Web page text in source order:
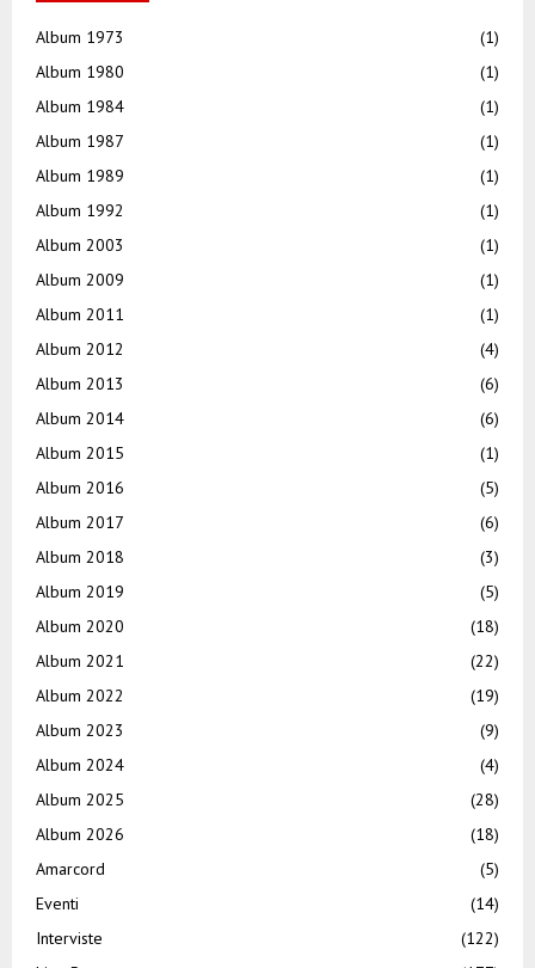
Album 1973
(1)
Album 1980
(1)
Album 1984
(1)
Album 1987
(1)
Album 1989
(1)
Album 1992
(1)
Album 2003
(1)
Album 2009
(1)
Album 2011
(1)
Album 2012
(4)
Album 2013
(6)
Album 2014
(6)
Album 2015
(1)
Album 2016
(5)
Album 2017
(6)
Album 2018
(3)
Album 2019
(5)
Album 2020
(18)
Album 2021
(22)
Album 2022
(19)
Album 2023
(9)
Album 2024
(4)
Album 2025
(28)
Album 2026
(18)
Amarcord
(5)
Eventi
(14)
Interviste
(122)